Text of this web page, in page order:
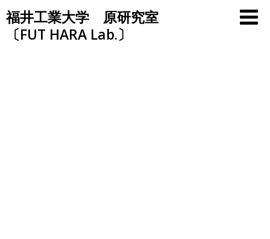
Skip
to
content
福井工業大学 原研究室
〔FUT HARA Lab.〕